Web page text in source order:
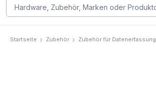
Startseite Zubehör Zubehör für Datenerfassung